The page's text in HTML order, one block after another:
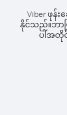
Viber ဖုန်
နိုင်သည်။ဘာ
ပါအတိုင်